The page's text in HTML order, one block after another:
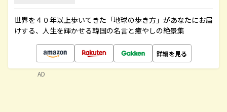
世界を４０年以上歩いてきた「地球の歩き方」があなたにお届
けする、人生を輝かせる韓国の名言と癒やしの絶景集
詳細を見る
AD